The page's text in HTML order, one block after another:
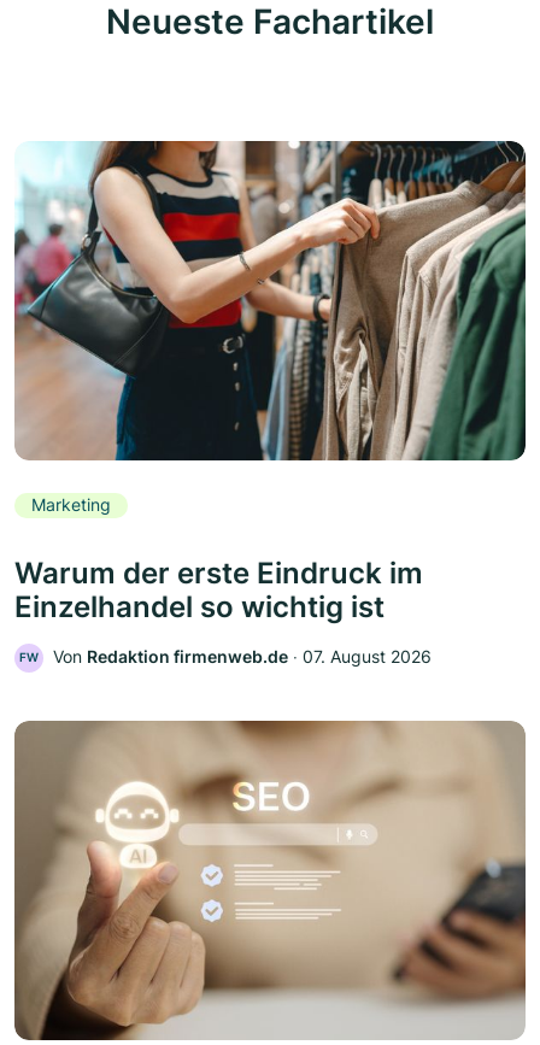
Neueste Fachartikel
Marketing
Warum der erste Eindruck im
Einzelhandel so wichtig ist
FW Von Redaktion firmenweb.de ‧ 07. August 2026